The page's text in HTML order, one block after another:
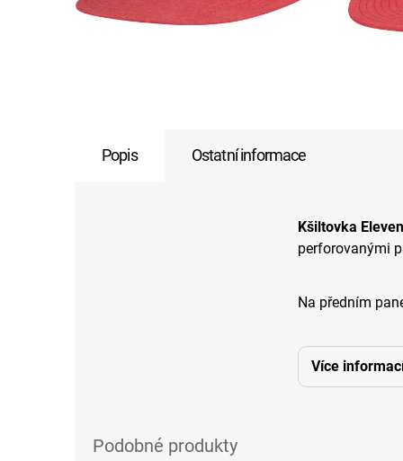
Popis Ostatní informace
Kšiltovka
perforovanými
Na předním
Více